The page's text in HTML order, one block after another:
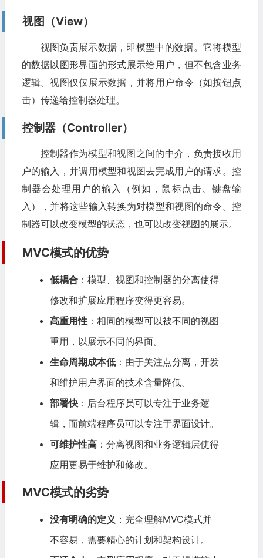
视图（View）
视图负责展示数据，即模型中的数据。它将模型
的数据以图形界面的形式展示给用户，但不包含业务
逻辑。视图仅仅展示数据，并将用户命令（如按钮点
击）传递给控制器处理。
控制器（Controller）
控制器作为模型和视图之间的中介，负责接收用
户的输入，并调用模型和视图去完成用户的请求。控
制器会处理用户的输入（例如，鼠标点击、键盘输
入），并将这些输入转换为对模型和视图的命令。控
制器可以改变模型的状态，也可以改变视图的展示。
MVC模式的优势
低耦合：模型、视图和控制器的分离使得
修改和扩展应用程序变得更容易。
高重用性：相同的模型可以被不同的视图
重用，以展示不同的界面。
生命周期成本低：由于关注点分离，开发
和维护用户界面的技术含量降低。
部署快：后台程序员可以专注于业务逻
辑，而前端程序员可以专注于界面设计。
可维护性高：分离视图和业务逻辑层使得
应用更易于维护和修改。
MVC模式的劣势
没有明确的定义 ：完全理解MVC模式并
不容易，需要精心的计划和架构设计。